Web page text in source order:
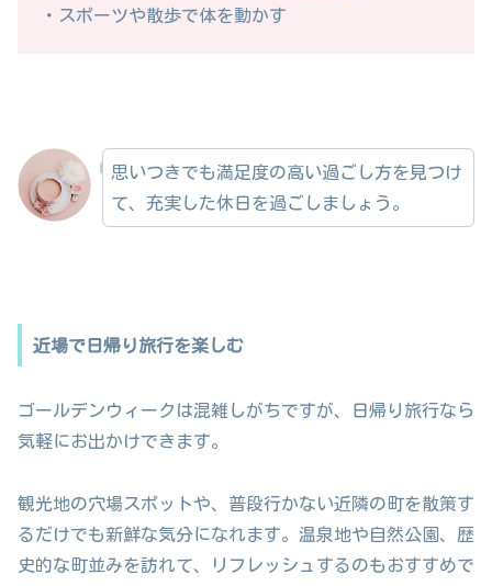
・スポーツや散歩で体を動かす
思いつきでも満足度の高い過ごし方を見つけ
て、充実した休日を過ごしましょう。
近場で日帰り旅行を楽しむ
ゴールデンウィークは混雑しがちですが、日帰り旅行なら
気軽にお出かけできます。
観光地の穴場スポットや、普段行かない近隣の町を散策す
るだけでも新鮮な気分になれます。温泉地や自然公園、歴
史的な町並みを訪れて、リフレッシュするのもおすすめで